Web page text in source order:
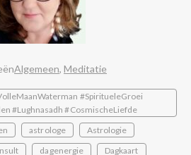
Algemeen, Meditatie
#SpiritueleGroei
#Lughnasadh #CosmischeLiefde
astrologe
Astrologie
dagenergie Dagkaart